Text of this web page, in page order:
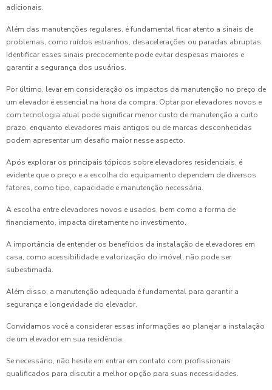
adicionais.
Além das manutenções regulares, é fundamental ficar atento a sinais de
problemas, como ruídos estranhos, desacelerações ou paradas abruptas.
Identificar esses sinais precocemente pode evitar despesas maiores e
garantir a segurança dos usuários.
Por último, levar em consideração os impactos da manutenção no preço de
um elevador é essencial na hora da compra. Optar por elevadores novos e
com tecnologia atual pode significar menor custo de manutenção a curto
prazo, enquanto elevadores mais antigos ou de marcas desconhecidas
podem apresentar um desafio maior nesse aspecto.
Após explorar os principais tópicos sobre elevadores residenciais, é
evidente que o preço e a escolha do equipamento dependem de diversos
fatores, como tipo, capacidade e manutenção necessária.
A escolha entre elevadores novos e usados, bem como a forma de
financiamento, impacta diretamente no investimento.
A importância de entender os benefícios da instalação de elevadores em
casa, como acessibilidade e valorização do imóvel, não pode ser
subestimada.
Além disso, a manutenção adequada é fundamental para garantir a
segurança e longevidade do elevador.
Convidamos você a considerar essas informações ao planejar a instalação
de um elevador em sua residência.
Se necessário, não hesite em entrar em contato com profissionais
qualificados para discutir a melhor opção para suas necessidades.